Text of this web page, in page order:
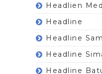
Headlien
Headline
Headline
Headline
Headline